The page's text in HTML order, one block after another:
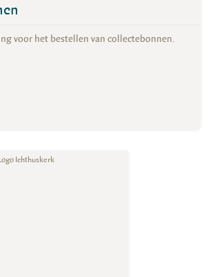
voor het bestellen van collectebonnen.